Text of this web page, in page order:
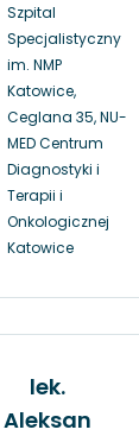
Szpital
Specjalistyczny
im. NMP
Katowice,
Ceglana 35, NU-
MED Centrum
Diagnostyki i
Terapii i
Onkologicznej
Katowice
lek.
Aleksan